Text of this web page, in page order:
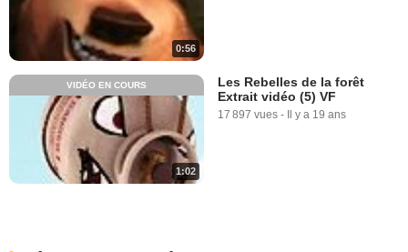
0:56
1:02
VIDÉO EN COURS
Les Rebelles de la forêt
Extrait vidéo (5) VF
17 897 vues - Il y a 19 ans